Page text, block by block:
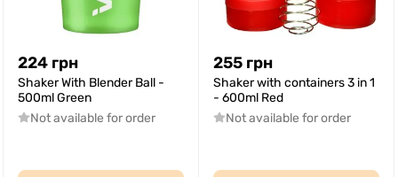
224 грн
Shaker With Blender Ball -
500ml Green
Not available for order
255 грн
Shaker with containers 3 in 1
- 600ml Red
Not available for order